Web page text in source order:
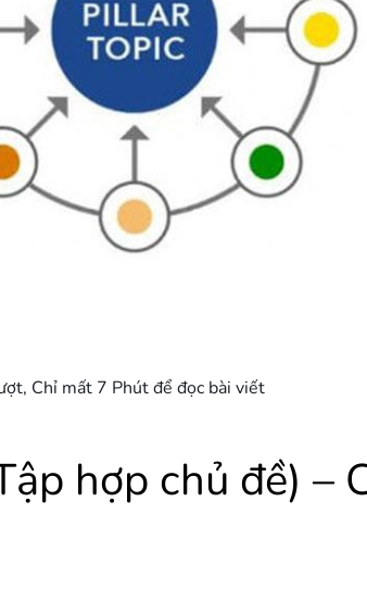
Chỉ mất 7 Phút để đọc bài viết
hợp chủ đề) –